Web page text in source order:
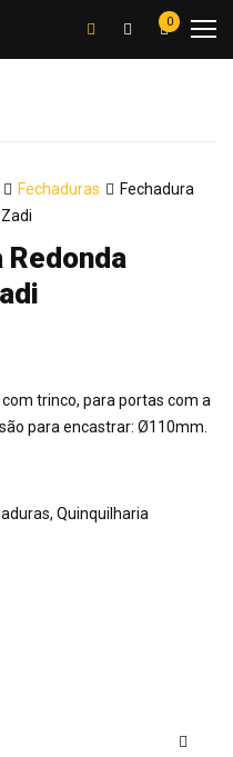
0
Fechaduras
Fechadura
Redonda
trinco, para portas com a
para encastrar: Ø110mm.
, Quinquilharia